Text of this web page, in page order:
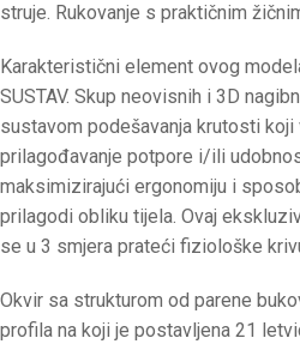
struje. Rukovanje s praktičnim
Karakteristični element ovog
SUSTAV. Skup neovisnih i 3D
sustavom podešavanja krutosti koji
prilagođavanje potpore i/ili
maksimizirajući ergonomiju i
prilagodi obliku tijela. Ovaj
se u 3 smjera prateći fiziološke
Okvir sa strukturom od parene
profila na koji je postavljena 21